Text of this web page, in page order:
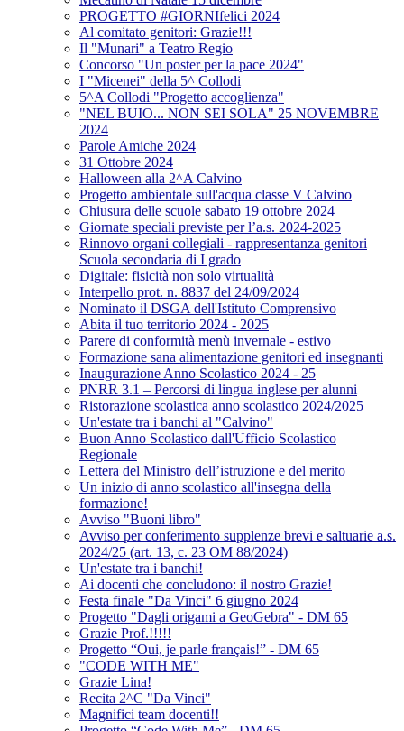
PROGETTO #GIORNIfelici 2024
Al comitato genitori: Grazie!!!
Il "Munari" a Teatro Regio
Concorso "Un poster per la pace 2024"
I "Micenei" della 5^ Collodi
5^A Collodi "Progetto accoglienza"
"NEL BUIO... NON SEI SOLA" 25 NOVEMBRE
2024
Parole Amiche 2024
31 Ottobre 2024
Halloween alla 2^A Calvino
Progetto ambientale sull'acqua classe V Calvino
Chiusura delle scuole sabato 19 ottobre 2024
Giornate speciali previste per l’a.s. 2024-2025
Rinnovo organi collegiali - rappresentanza genitori
Scuola secondaria di I grado
Digitale: fisicità non solo virtualità
Interpello prot. n. 8837 del 24/09/2024
Nominato il DSGA dell'Istituto Comprensivo
Abita il tuo territorio 2024 - 2025
Parere di conformità menù invernale - estivo
Formazione sana alimentazione genitori ed insegnanti
Inaugurazione Anno Scolastico 2024 - 25
PNRR 3.1 – Percorsi di lingua inglese per alunni
Ristorazione scolastica anno scolastico 2024/2025
Un'estate tra i banchi al "Calvino"
Buon Anno Scolastico dall'Ufficio Scolastico
Regionale
Lettera del Ministro dell’istruzione e del merito
Un inizio di anno scolastico all'insegna della
formazione!
Avviso "Buoni libro"
Avviso per conferimento supplenze brevi e saltuarie a.s.
2024/25 (art. 13, c. 23 OM 88/2024)
Un'estate tra i banchi!
Ai docenti che concludono: il nostro Grazie!
Festa finale "Da Vinci" 6 giugno 2024
Progetto "Dagli origami a GeoGebra" - DM 65
Grazie Prof.!!!!!
Progetto “Oui, je parle français!” - DM 65
"CODE WITH ME"
Grazie Lina!
Recita 2^C "Da Vinci"
Magnifici team docenti!!